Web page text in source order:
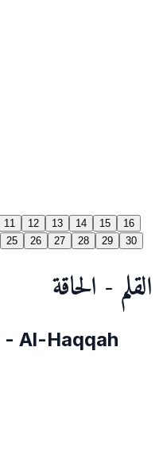
11 12 13 14 15
16
25 26 27 28 29 30
القلم - الحاقة
- Al-Haqqah